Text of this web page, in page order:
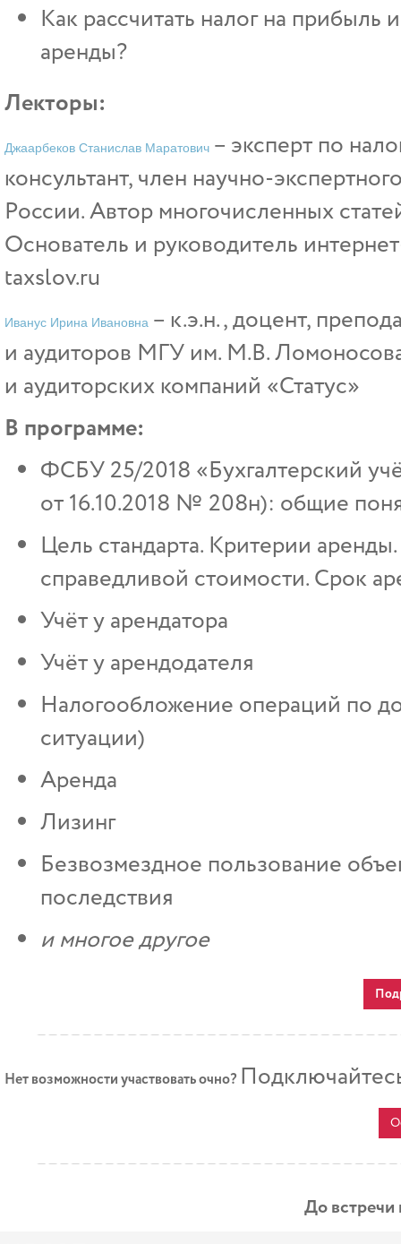
Как рассчитать налог на
аренды?
Лекторы:
Джаарбеков Станислав Маратович – эксперт по
консультант, член научно-
России. Автор многочисленных
Основатель и руководитель
taxslov.ru
Иванус Ирина Ивановна – к.э.н., доцент,
и аудиторов МГУ им. М.В.
и аудиторских компаний «Статус»
В программе:
ФСБУ 25/2018 «Бухгалтерский
от 16.10.2018 № 208н): общие
Цель стандарта. Критерии
справедливой стоимости. Срок
Учёт у арендатора
Учёт у арендодателя
Налогообложение операций по
ситуации)
Аренда
Лизинг
Безвозмездное пользование
последствия
и многое другое
Нет возможности участвовать очно?
До